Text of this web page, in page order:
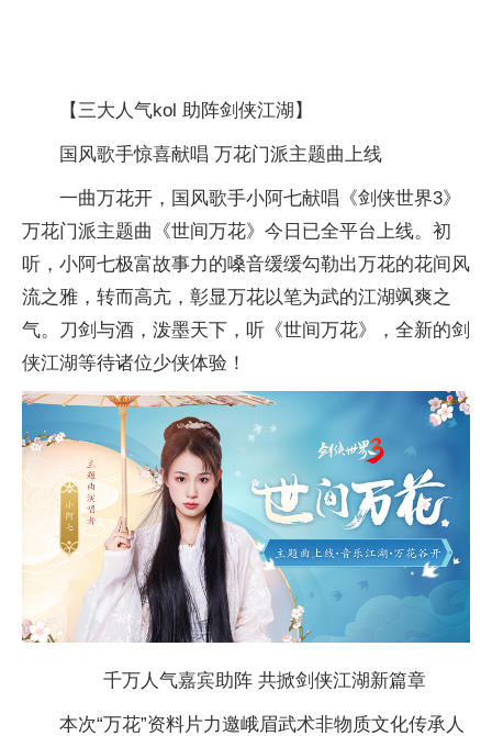
【三大人气kol 助阵剑侠江湖】
国风歌手惊喜献唱 万花门派主题曲上线
一曲万花开，国风歌手小阿七献唱《剑侠世界3》
万花门派主题曲《世间万花》今日已全平台 上线。初
听，小阿七极富故事力的嗓音缓缓勾勒出万花的花间风
流之雅，转而高亢，彰显万花以笔为武的江湖飒爽之
气。刀剑与酒，泼墨天下，听《世间万花》，全新的剑
侠江湖等待诸位少侠体验！
千万人气嘉宾助阵 共掀剑侠江湖新篇章
本次“万花”资料片力邀峨眉武术非物质文化传承人